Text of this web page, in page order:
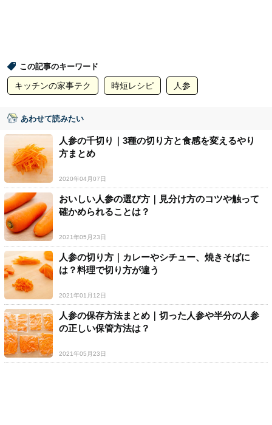
この記事のキーワード
キッチンの家事テク 時短レシピ 人参
あわせて読みたい
人参の千切り｜3種の切り方と食感を変えるやり
方まとめ
2020年04月07日
おいしい人参の選び方｜見分け方のコツや触って
確かめられることは？
2021年05月23日
人参の切り方｜カレーやシチュー、焼きそばに
は？料理で切り方が違う
2021年01月12日
人参の保存方法まとめ｜切った人参や半分の人参
の正しい保管方法は？
2021年05月23日